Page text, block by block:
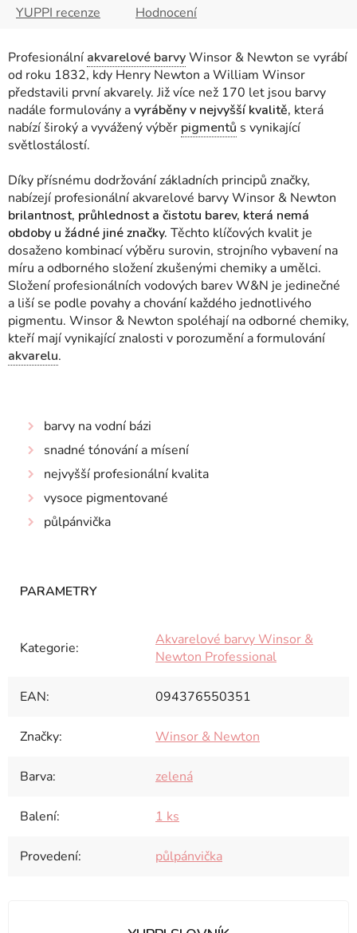
YUPPI recenze
Hodnocení
Profesionální akvarelové barvyWinsor & Newton se vyrábí
od roku 1832, kdy Henry Newton a William Winsor
představili první akvarely. Již více než 170 let jsou barvy
nadále formulovány avyráběny v nejvyšší kvalitě, která
nabízí široký a vyvážený výběr pigmentů s vynikající
světlostálostí.
Díky přísnému dodržování základních principů značky,
nabízejí profesionální akvarelové barvy Winsor & Newton
brilantnost, průhlednost a čistotu barev, která nemá
obdoby u žádné jiné značky. Těchto klíčových kvalit je
dosaženo kombinací výběru surovin, strojního vybavení na
míru a odborného složení zkušenými chemiky a umělci.
Složení profesionálních vodových barev W&N je jedinečné
a liší se podle povahy a chování každého jednotlivého
pigmentu. Winsor & Newton spoléhají na odborné chemiky,
kteří mají vynikající znalosti v porozumění a formulování
akvarelu.
barvy na vodní bázi
snadné tónování a mísení
nejvyšší profesionální kvalita
vysoce pigmentované
půlpánvička
Kategorie:
Akvarelové barvy Winsor &
Newton Professional
EAN: 094376550351
Značky: Winsor & Newton
Barva: zelená
Balení: 1 ks
Provedení: půlpánvička